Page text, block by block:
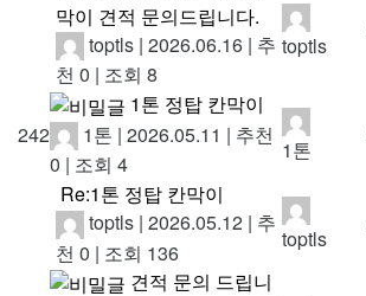
막이 견적 문의드립니다.
toptls | 2026.06.16 | 추
천 0 | 조회 8
toptls
242
1톤 정탑 칸막이
1톤 | 2026.05.11 | 추천
0 | 조회 4
1톤
Re:1톤 정탑 칸막이
toptls | 2026.05.12 | 추
천 0 | 조회 136
toptls
견적 문의 드립니